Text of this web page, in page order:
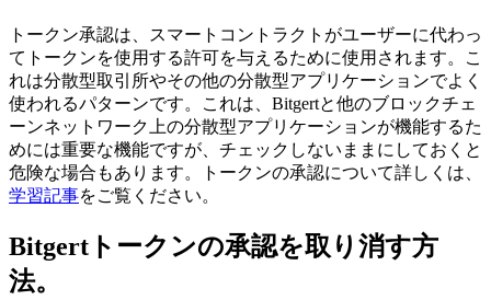
トークン承認は、スマートコントラクトがユーザーに代わっ
てトークンを使用する許可を与えるために使用されます。こ
れは分散型取引所やその他の分散型アプリケーションでよく
使われるパターンです。これは、Bitgertと他のブロックチェ
ーンネットワーク上の分散型アプリケーションが機能するた
めには重要な機能ですが、チェックしないままにしておくと
危険な場合もあります。トークンの承認について詳しくは、
学習記事をご覧ください。
Bitgertトークンの承認を取り消す方
法。